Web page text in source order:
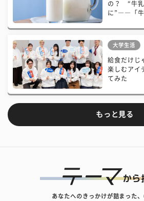
の？ “牛乳
に”――「牛
大学生活
給食だけじ
楽しむアイ
てみた
もっと見る
あなたへのきっかけが詰まった